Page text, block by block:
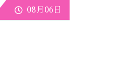
08月06日